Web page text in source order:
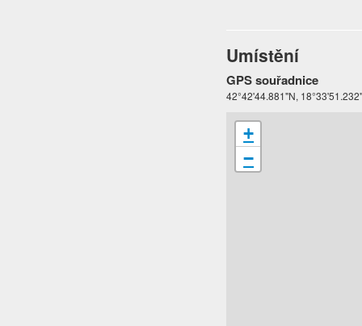
Umístění
GPS souřadnice
42°42'44.881"N,
+
−